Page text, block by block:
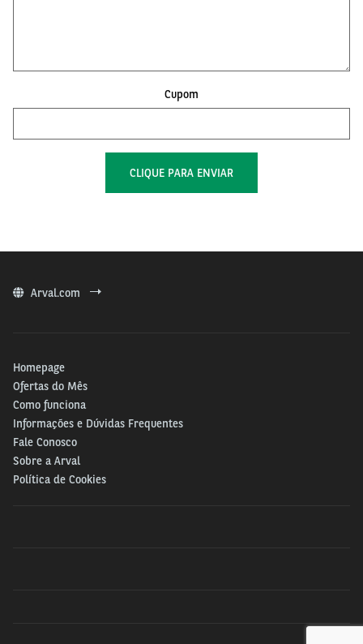
Cupom
Arval.com
Homepage
Ofertas do Mês
Como funciona
Informações e Dúvidas Frequentes
Fale Conosco
Sobre a Arval
Política de Cookies